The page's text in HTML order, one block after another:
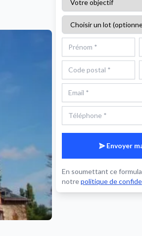
Envoyer
En soumettant ce
notrepolitique de